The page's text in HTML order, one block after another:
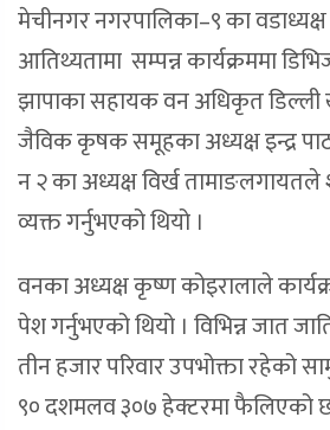
मेचीनगर नगरपालिका–९ का
आतिथ्यतामा सम्पन्न कार्यक्रममा
झापाका सहायक वन अधिकृत डिल्ली
जैविक कृषक समूहका अध्यक्ष इन्द्र
न २ का अध्यक्ष विर्ख
व्यक्त गर्नुभएको थियो ।
वनका अध्यक्ष कृष्ण कोइरालाले
पेश गर्नुभएको थियो । विभिन्न जात
तीन हजार परिवार उपभोक्ता रहेको
९० दशमलव ३०७ हेक्टरमा फैलिएको